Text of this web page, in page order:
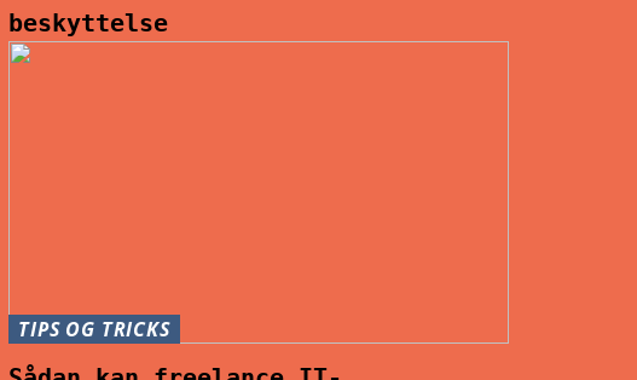
beskyttelse
TIPS OG TRICKS